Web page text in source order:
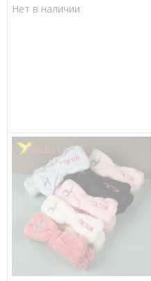
Нет в наличии